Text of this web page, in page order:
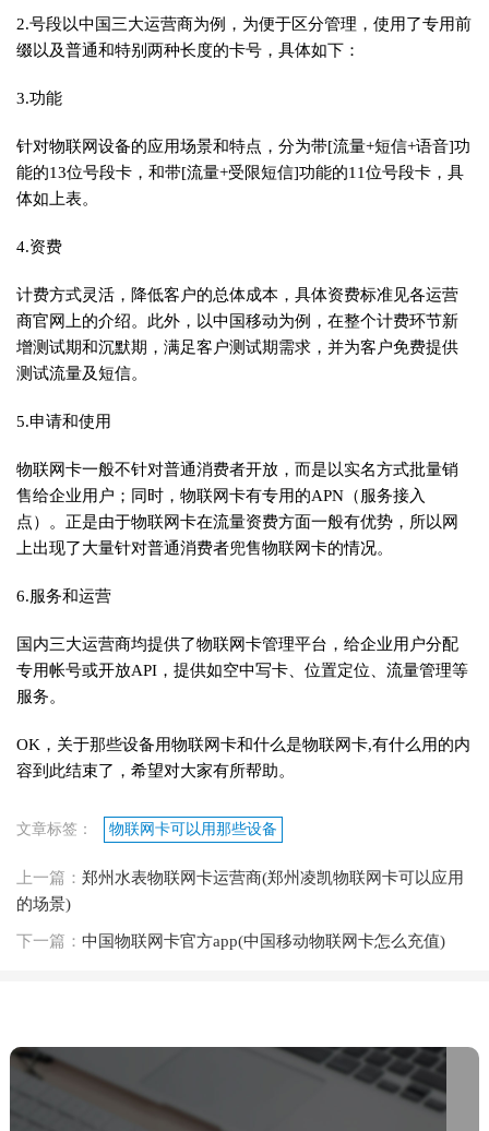
2.号段以中国三大运营商为例，为便于区分管理，使用了专用前
缀以及普通和特别两种长度的卡号，具体如下：
3.功能
针对物联网设备的应用场景和特点，分为带[流量+短信+语音]功
能的13位号段卡，和带[流量+受限短信]功能的11位号段卡，具
体如上表。
4.资费
计费方式灵活，降低客户的总体成本，具体资费标准见各运营
商官网上的介绍。此外，以中国移动为例，在整个计费环节新
增测试期和沉默期，满足客户测试期需求，并为客户免费提供
测试流量及短信。
5.申请和使用
物联网卡一般不针对普通消费者开放，而是以实名方式批量销
售给企业用户；同时，物联网卡有专用的APN（服务接入
点）。正是由于物联网卡在流量资费方面一般有优势，所以网
上出现了大量针对普通消费者兜售物联网卡的情况。
6.服务和运营
国内三大运营商均提供了物联网卡管理平台，给企业用户分配
专用帐号或开放API，提供如空中写卡、位置定位、流量管理等
服务。
OK，关于那些设备用物联网卡和什么是物联网卡,有什么用的内
容到此结束了，希望对大家有所帮助。
文章标签： 物联网卡可以用那些设备
上一篇： 郑州水表物联网卡运营商(郑州凌凯物联网卡可以应用
的场景)
下一篇： 中国物联网卡官方app(中国移动物联网卡怎么充值)